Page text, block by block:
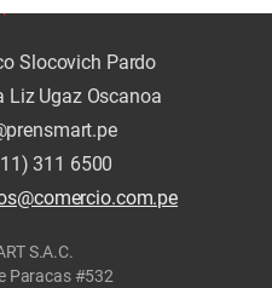
Slocovich Pardo
Liz Ugaz Oscanoa
311 6500
S.A.C.
Paracas #532